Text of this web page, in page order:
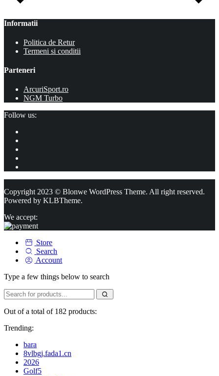
Informatii
Politica de Retur
Termeni si conditii
Parteneri
ArcuriSport.ro
NGM Turbo
Follow us:
Copyright 2023 © Blonwe WordPress Theme. All right reserved.
Powered by KLBTheme.
We accept:
Store
Search
Account
Type a few things below to search
Out of a total of 182 products:
Trending:
bara
8vlbgj.fada1.cn
2026
Golf5